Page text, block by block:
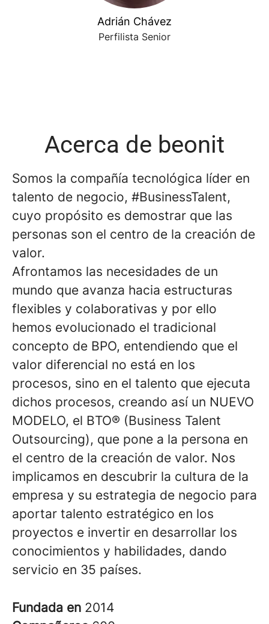
Adrián Chávez
Perfilista Senior
Acerca de beonit
Somos la compañía tecnológica líder en
talento de negocio, #BusinessTalent,
cuyo propósito es demostrar que las
personas son el centro de la creación de
valor.
Afrontamos las necesidades de un
mundo que avanza hacia estructuras
flexibles y colaborativas y por ello
hemos evolucionado el tradicional
concepto de BPO, entendiendo que el
valor diferencial no está en los
procesos, sino en el talento que ejecuta
dichos procesos, creando así un NUEVO
MODELO, el BTO® (Business Talent
Outsourcing), que pone a la persona en
el centro de la creación de valor. Nos
implicamos en descubrir la cultura de la
empresa y su estrategia de negocio para
aportar talento estratégico en los
proyectos e invertir en desarrollar los
conocimientos y habilidades, dando
servicio en 35 países.
Fundada en 2014